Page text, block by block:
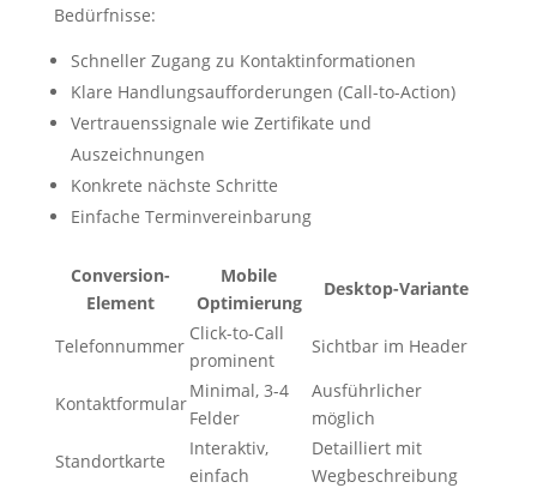
Bedürfnisse:
Schneller Zugang zu Kontaktinformationen
Klare Handlungsaufforderungen (Call-to-Action)
Vertrauenssignale wie Zertifikate und
Auszeichnungen
Konkrete nächste Schritte
Einfache Terminvereinbarung
Conversion-
Element
Mobile
Optimierung
Desktop-Variante
Telefonnummer
Click-to-Call
prominent
Sichtbar im Header
Kontaktformular
Minimal, 3-4
Felder
Ausführlicher
möglich
Standortkarte
Interaktiv,
einfach
Detailliert mit
Wegbeschreibung